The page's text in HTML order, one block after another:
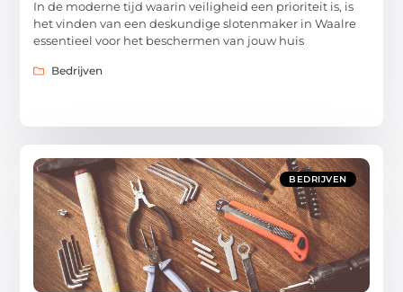
In de moderne tijd waarin veiligheid een prioriteit is, is
het vinden van een deskundige slotenmaker in Waalre
essentieel voor het beschermen van jouw huis
Bedrijven
BEDRIJVEN